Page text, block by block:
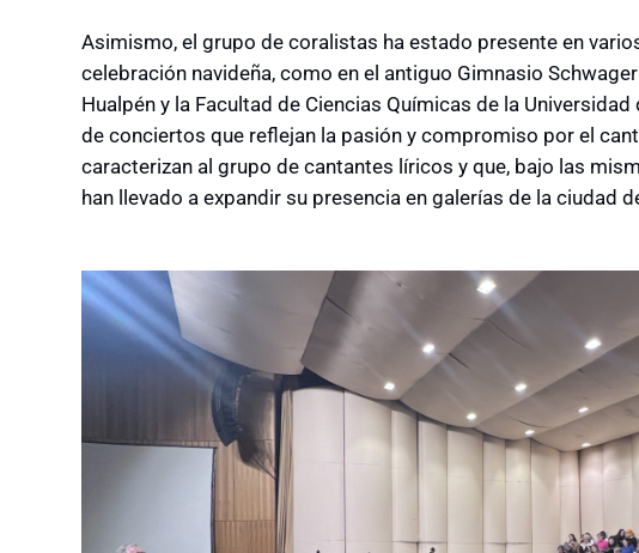
Asimismo, el grupo de coralistas ha estado presente en
celebración navideña, como en el antiguo Gimnasio
Hualpén y la Facultad de Ciencias Químicas de la
de conciertos que reflejan la pasión y compromiso por el
caracterizan al grupo de cantantes líricos y que, bajo las
han llevado a expandir su presencia en galerías de la ciudad